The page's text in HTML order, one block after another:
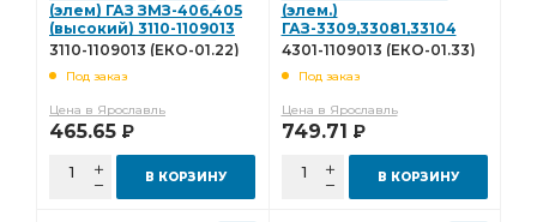
(элем) ГАЗ ЗМЗ-406,405
(высокий) 3110-1109013
(ЕКО-01.22)
3110-1109013 (ЕКО-01.22)
Под заказ
Цена в Ярославль
465.65 Р
В КОРЗИНУ
(элем.)
ГАЗ-3309,33081,33104
ММЗ ( 245-1109013) 4301-
4301-1109013 (ЕКО-01.33)
Под заказ
Цена в Ярославль
749.71 Р
В КОРЗИНУ